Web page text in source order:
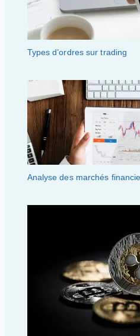
Types d’ordres sur trading
Analyse des marchés